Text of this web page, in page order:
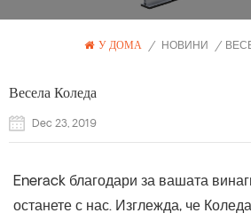
У ДОМА / НОВИНИ /
Весела Коледа
Dec 23, 2019
Enerack благодари за вашата
останете с нас. Изглежда, че